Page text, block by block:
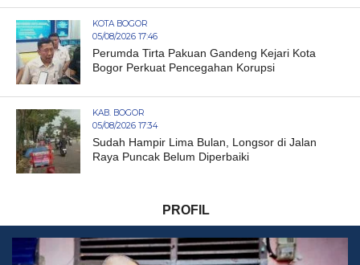
KOTA BOGOR
05/08/2026 17:46
Perumda Tirta Pakuan Gandeng Kejari Kota
Bogor Perkuat Pencegahan Korupsi
KAB. BOGOR
05/08/2026 17:34
Sudah Hampir Lima Bulan, Longsor di Jalan
Raya Puncak Belum Diperbaiki
PROFIL